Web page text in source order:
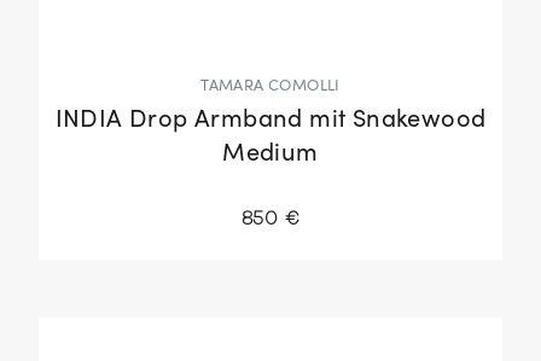
TAMARA COMOLLI
INDIA Drop Armband mit Snakewood
Medium
850 €